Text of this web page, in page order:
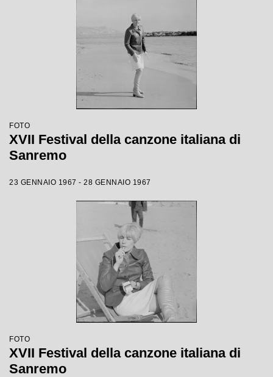
FOTO
XVII Festival della canzone italiana di
Sanremo
23 GENNAIO 1967 - 28 GENNAIO 1967
FOTO
XVII Festival della canzone italiana di
Sanremo